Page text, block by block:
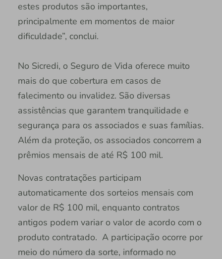
estes produtos são importantes,
principalmente em momentos de maior
dificuldade”, conclui.
No Sicredi, o Seguro de Vida oferece muito
mais do que cobertura em casos de
falecimento ou invalidez. São diversas
assistências que garantem tranquilidade e
segurança para os associados e suas famílias.
Além da proteção, os associados concorrem a
prêmios mensais de até R$ 100 mil.
Novas contratações participam
automaticamente dos sorteios mensais com
valor de R$ 100 mil, enquanto contratos
antigos podem variar o valor de acordo com o
produto contratado. A participação ocorre por
meio do número da sorte, informado no